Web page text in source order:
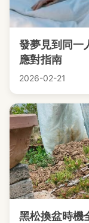
發夢見到同一
應對指南
2026-02-21
黑松換盆時機